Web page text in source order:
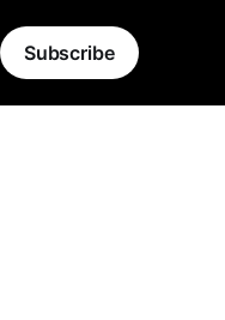
Subscribe